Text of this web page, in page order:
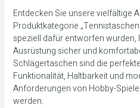
Entdecken Sie unsere vielfältige
Produktkategorie
speziell dafür entworfen wurden,
Ausrüstung sicher und
Schlägertaschen sind die
Funktionalität, Haltbarkeit und
Anforderungen von Hobby-
werden.